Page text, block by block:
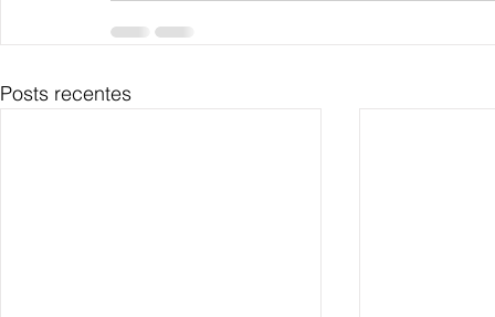
Posts recentes